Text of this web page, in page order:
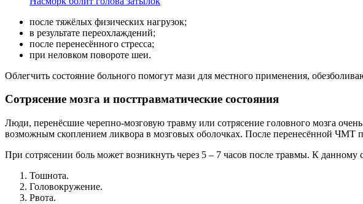
после тяжёлых физических нагрузок;
в результате переохлаждений;
после перенесённого стресса;
при неловком повороте шеи.
Облегчить состояние больного помогут мази для местного применения,
Сотрясение мозга и посттравматические состояния
Люди, перенёсшие черепно-мозговую травму или сотрясение головного мозга
возможным скоплением ликвора в мозговых оболочках. После перенесённой ЧМТ
При сотрясении боль может возникнуть через 5 – 7 часов после травмы. К
Тошнота.
Головокружение.
Рвота.